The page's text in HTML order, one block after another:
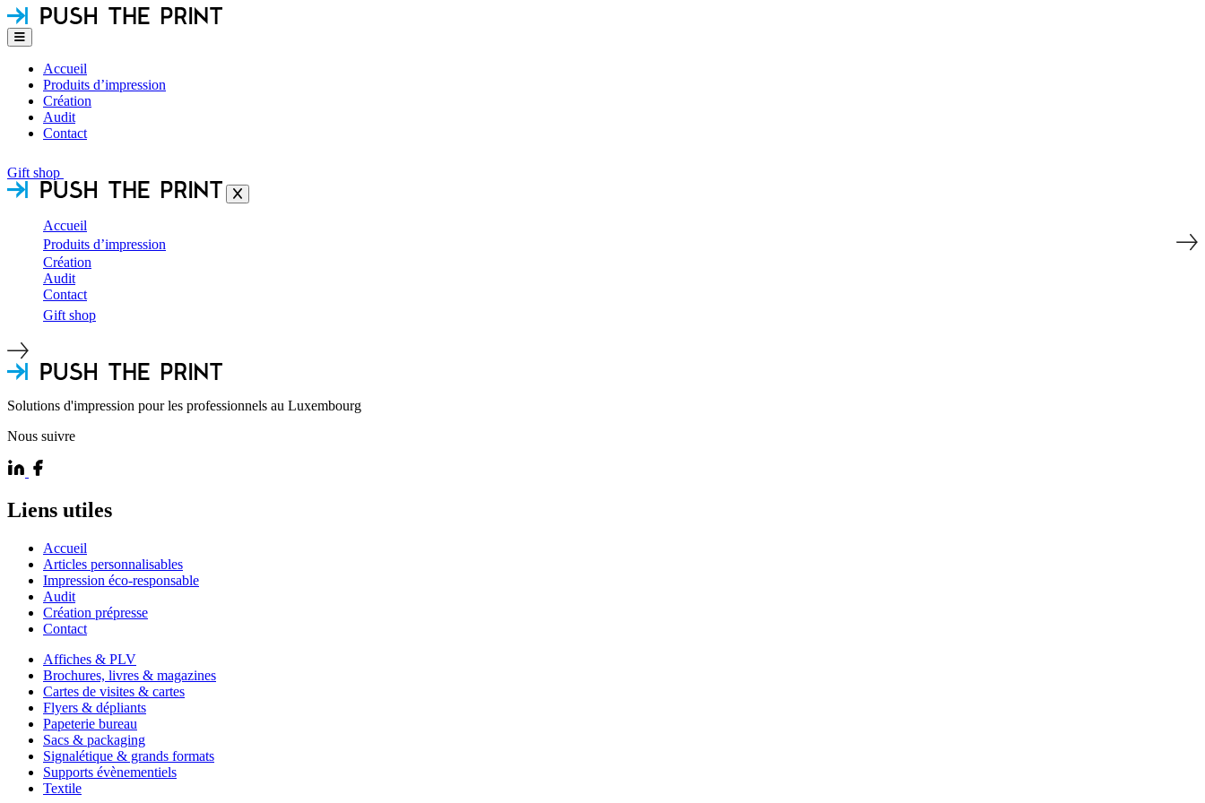
Accueil
Produits d’impression
Création
Audit
Contact
Gift shop
Accueil
Produits d’impression
Création
Audit
Contact
Gift shop
Solutions d'impression pour les professionnels au Luxembourg
Nous suivre
Liens utiles
Accueil
Articles personnalisables
Impression éco-responsable
Audit
Création prépresse
Contact
Affiches & PLV
Brochures, livres & magazines
Cartes de visites & cartes
Flyers & dépliants
Papeterie bureau
Sacs & packaging
Signalétique & grands formats
Supports évènementiels
Textile